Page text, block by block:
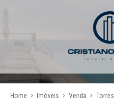
Home Imóveis Venda Torres